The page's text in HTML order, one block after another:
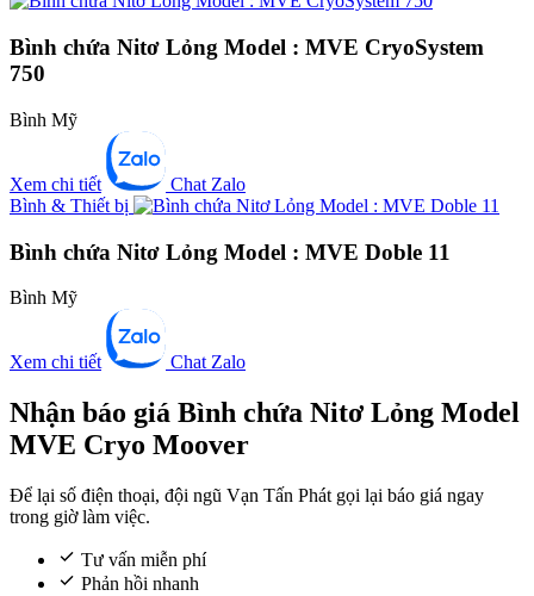
Bình chứa Nitơ Lỏng Model : MVE CryoSystem
750
Bình Mỹ
Xem chi tiết
Chat Zalo
Bình & Thiết bị
Bình chứa Nitơ Lỏng Model : MVE Doble 11
Bình Mỹ
Xem chi tiết Chat Zalo
Nhận báo giá Bình chứa Nitơ Lỏng Model
MVE Cryo Moover
Để lại số điện thoại, đội ngũ Vạn Tấn Phát gọi lại báo giá ngay
trong giờ làm việc.
Tư vấn miễn phí
Phản hồi nhanh